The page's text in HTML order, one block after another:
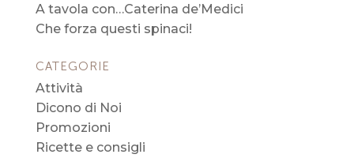
A tavola con…Caterina de’Medici
Che forza questi spinaci!
CATEGORIE
Attività
Dicono di Noi
Promozioni
Ricette e consigli